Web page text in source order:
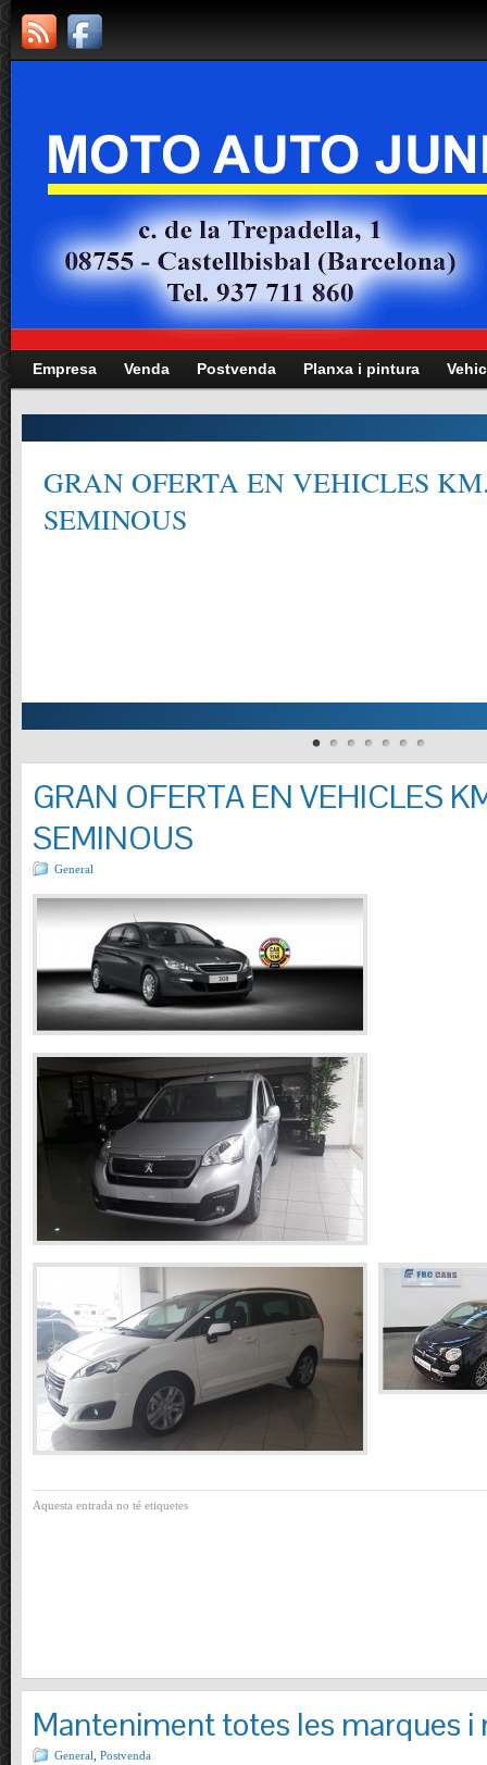
Empresa Venda Postvenda Planxa i pintura
GRAN OFERTA EN VEHICLES
SEMINOUS
GRAN OFERTA EN VEHICLES
SEMINOUS
General
Aquesta entrada no té etiquetes
Manteniment totes les marques i
General Postvenda